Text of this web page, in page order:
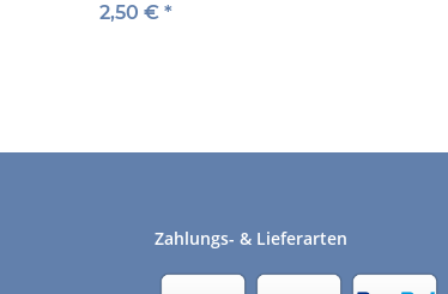
2,50 € *
Zahlungs- & Lieferarten